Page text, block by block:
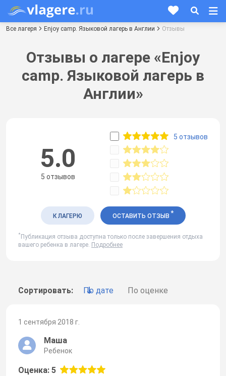
Все лагеря Enjoy camp. Языковой лагерь в Англии Отзывы
Отзывы о лагере «Enjoy
camp. Языковой лагерь в
Англии»
Сортировать: По дате По оценке
1 сентября 2018 г.
Маша
Ребенок
Оценка: 5
5.0
5 отзывов
5 отзывов
К ЛАГЕРЮ ОСТАВИТЬ ОТЗЫВ *
* Публикация отзыва доступна только после завершения отдыха
вашего ребенка в лагере. Подробнее